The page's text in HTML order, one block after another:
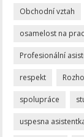
Obchodní vztah
osamelost na
Profesionální
respekt
spolupráce
uspesna